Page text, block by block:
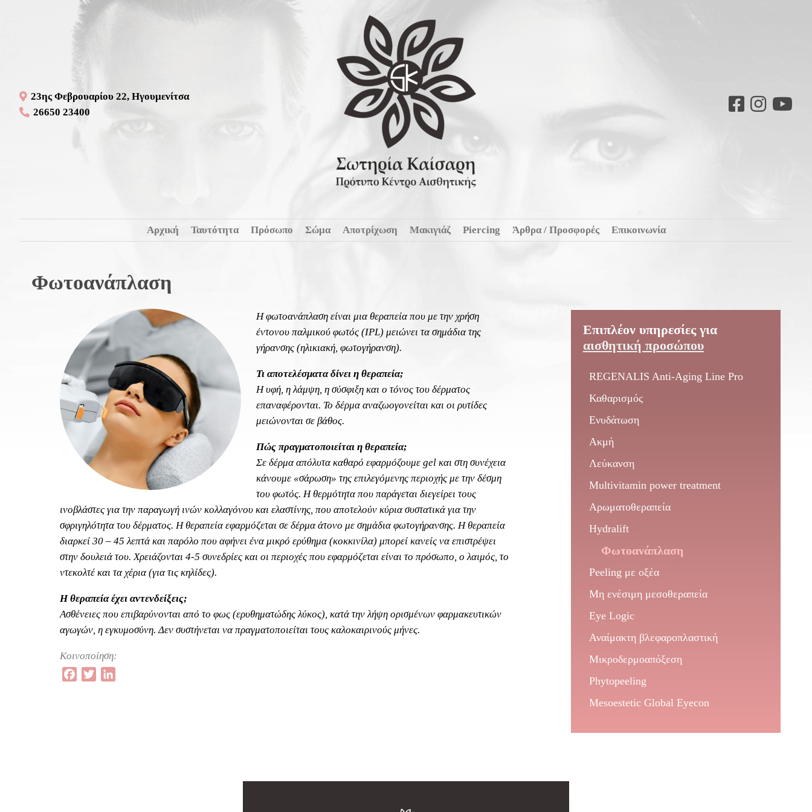
23ης Φεβρουαρίου 22, Ηγουμενίτσα
26650 23400
Αρχική Ταυτότητα Πρόσωπο Σώμα Αποτρίχωση Μακιγιάζ Piercing Άρθρα / Προσφορές Επικοινωνία
Φωτοανάπλαση
Η φωτοανάπλαση είναι μια θεραπεία που με την χρήση
έντονου παλμικού φωτός (IPL) μειώνει τα σημάδια της
γήρανσης (ηλικιακή, φωτογήρανση).
Τι αποτελέσματα δίνει η θεραπεία;
Η υφή, η λάμψη, η σύσφιξη και ο τόνος του δέρματος
επαναφέρονται. Το δέρμα αναζωογονείται και οι ρυτίδες
μειώνονται σε βάθος.
Πώς πραγματοποιείται η θεραπεία;
Σε δέρμα απόλυτα καθαρό εφαρμόζουμε gel και στη συνέχεια
κάνουμε «σάρωση» της επιλεγόμενης περιοχής με την δέσμη
του φωτός. Η θερμότητα που παράγεται διεγείρει τους
ινοβλάστες για την παραγωγή ινών κολλαγόνου και ελαστίνης, που αποτελούν κύρια συστατικά για την
σφριγηλότητα του δέρματος. Η θεραπεία εφαρμόζεται σε δέρμα άτονο με σημάδια φωτογήρανσης. Η θεραπεία
διαρκεί 30 – 45 λεπτά και παρόλο που αφήνει ένα μικρό ερύθημα (κοκκινίλα) μπορεί κανείς να επιστρέψει
στην δουλειά του. Χρειάζονται 4-5 συνεδρίες και οι περιοχές που εφαρμόζεται είναι το πρόσωπο, ο λαιμός, το
ντεκολτέ και τα χέρια (για τις κηλίδες).
Η θεραπεία έχει αντενδείξεις;
Ασθένειες που επιβαρύνονται από το φως (ερυθηματώδης λύκος), κατά την λήψη ορισμένων φαρμακευτικών
αγωγών, η εγκυμοσύνη. Δεν συστήνεται να πραγματοποιείται τους καλοκαιρινούς μήνες.
Κοινοποίηση:
Facebook
Twitter
Επιπλέον υπηρεσίες για
αισθητική προσώπου
REGENALIS Anti-Aging Line Pro
Καθαρισμός
Ενυδάτωση
Ακμή
Λεύκανση
Multivitamin power treatment
Αρωματοθεραπεία
Hydralift
Φωτοανάπλαση
Peeling με οξέα
Μη ενέσιμη μεσοθεραπεία
Eye Logic
Αναίμακτη βλεφαροπλαστική
Μικροδερμοαπόξεση
Phytopeeling
Mesoestetic Global Eyecon